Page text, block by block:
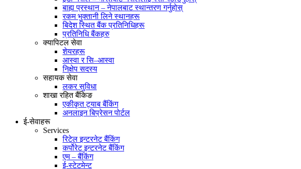
बाह्य प्रस्थान – नेपालबाट स्थान्तरण गर्नुहोस्
रकम भुक्तानी लिने स्थानहरू
बिदेश स्थित बैंक प्रतिनिधिहरू
प्रतिनिधि बैंकहरु
क्यापिटल सेवा
शेयरहरू
आस्वा र सि–आस्वा
निक्षेप सदस्य
सहायक सेवा
लकर सुविधा
शाखा रहित बैंकिङ
एकीकृत ट्याब बैंकिंग
अनलाइन बिप्रेसन पोर्टल
ई-सेवाहरू
Services
रिटेल इन्टरनेट बैंकिंग
कर्पोरेट इन्टरनेट बैंकिंग
एम – बैंकिंग
ई-स्टेटमेन्ट